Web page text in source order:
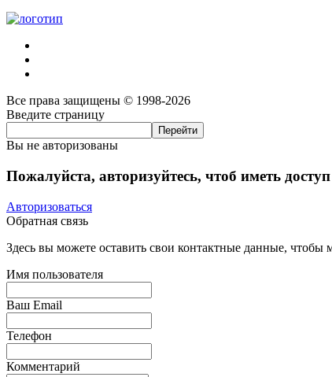
Все права защищены © 1998-2026
Введите страницу
Вы не авторизованы
Пожалуйста, авторизуйтесь, чтоб иметь
Авторизоваться
Обратная связь
Здесь вы можете оставить свои контактные данные, чтобы
Имя пользователя
Ваш Email
Телефон
Комментарий